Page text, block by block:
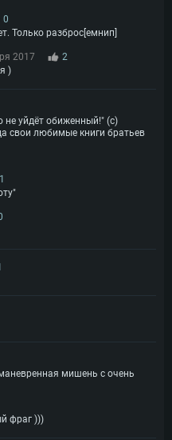
0
Только разброс[емнип]
2017
2
)
не уйдёт обиженный!" (с)
свои любимые книги братьев
1
мишень с очень
фраг )))